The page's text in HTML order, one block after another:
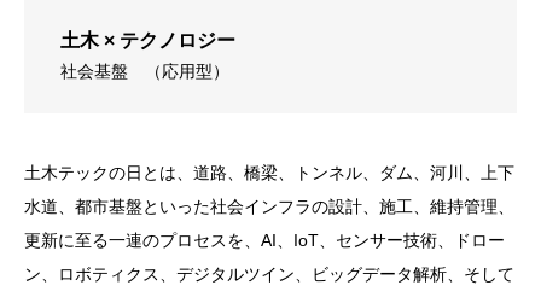
土木 × テクノロジー
社会基盤 （応用型）
土木テックの日とは、道路、橋梁、トンネル、ダム、河川、上下
水道、都市基盤といった社会インフラの設計、施工、維持管理、
更新に至る一連のプロセスを、AI、IoT、センサー技術、ドロー
ン、ロボティクス、デジタルツイン、ビッグデータ解析、そして